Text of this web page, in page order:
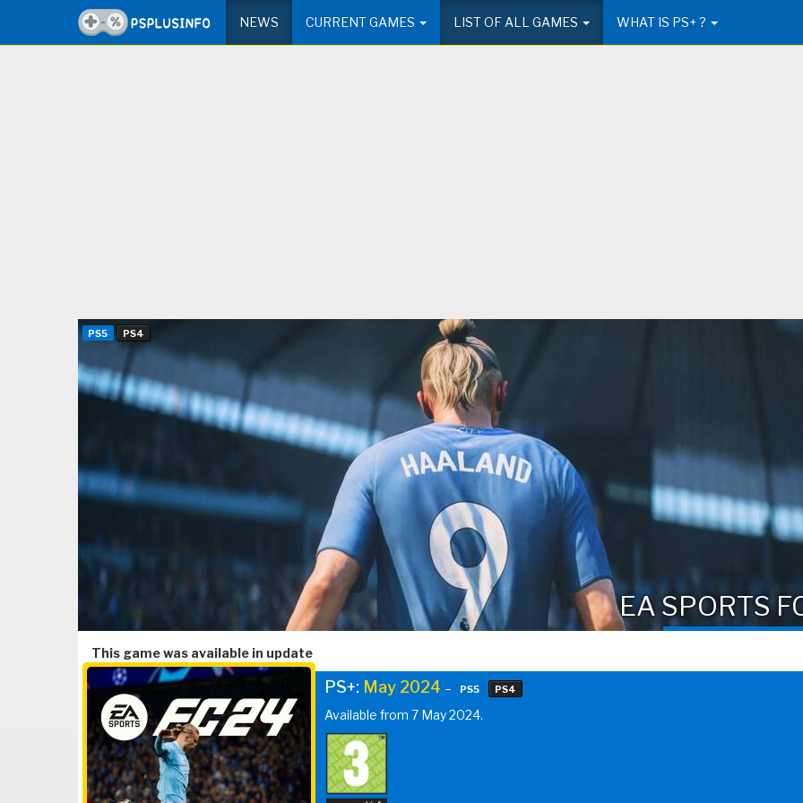
NEWS CURRENT GAMES LIST OF ALL GAMES WHAT IS PS+ ?
PS5 PS4
EA SPORTS
This game was available in update
PS+: May 2024 – PS5 PS4
Available from 7 May 2024.